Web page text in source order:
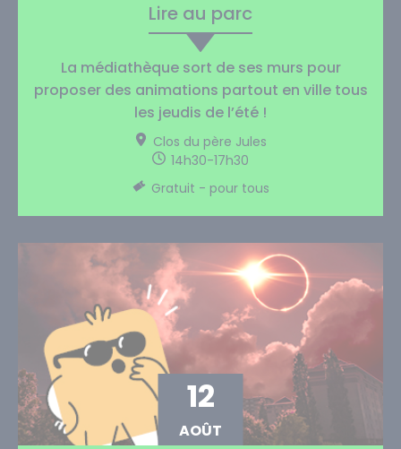
Lire au parc
La médiathèque sort de ses murs pour
proposer des animations partout en ville tous
les jeudis de l’été !
Clos du père Jules
14h30-17h30
Gratuit - pour tous
12
AOÛT